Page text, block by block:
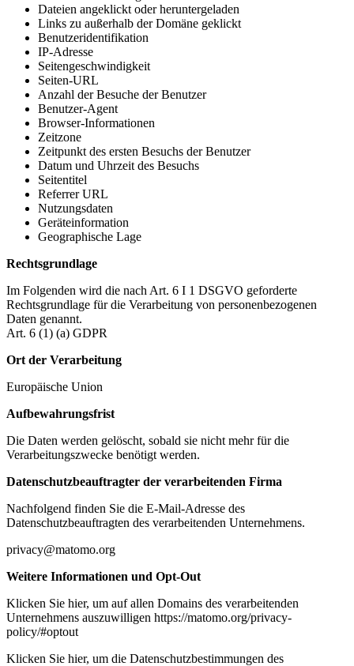
Dateien angeklickt oder heruntergeladen
Links zu außerhalb der Domäne geklickt
Benutzeridentifikation
IP-Adresse
Seitengeschwindigkeit
Seiten-URL
Anzahl der Besuche der Benutzer
Benutzer-Agent
Browser-Informationen
Zeitzone
Zeitpunkt des ersten Besuchs der Benutzer
Datum und Uhrzeit des Besuchs
Seitentitel
Referrer URL
Nutzungsdaten
Geräteinformation
Geographische Lage
Rechtsgrundlage
Im Folgenden wird die nach Art. 6 I 1 DSGVO geforderte
Rechtsgrundlage für die Verarbeitung von personenbezogenen
Daten genannt.
Art. 6 (1) (a) GDPR
Ort der Verarbeitung
Europäische Union
Aufbewahrungsfrist
Die Daten werden gelöscht, sobald sie nicht mehr für die
Verarbeitungszwecke benötigt werden.
Datenschutzbeauftragter der verarbeitenden Firma
Nachfolgend finden Sie die E-Mail-Adresse des
Datenschutzbeauftragten des verarbeitenden Unternehmens.
privacy@matomo.org
Weitere Informationen und Opt-Out
Klicken Sie hier, um auf allen Domains des verarbeitenden
Unternehmens auszuwilligen https://matomo.org/privacy-
policy/#optout
Klicken Sie hier, um die Datenschutzbestimmungen des